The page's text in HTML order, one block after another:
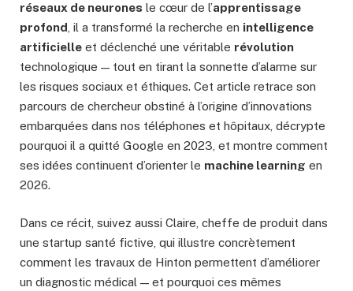
réseaux de neurones le cœur de l’apprentissage
profond , il a transformé la recherche en intelligence
artificielle et déclenché une véritable révolution
technologique — tout en tirant la sonnette d’alarme sur
les risques sociaux et éthiques. Cet article retrace son
parcours de chercheur obstiné à l’origine d’innovations
embarquées dans nos téléphones et hôpitaux, décrypte
pourquoi il a quitté Google en 2023, et montre comment
ses idées continuent d’orienter le machine learning en
2026.
Dans ce récit, suivez aussi Claire, cheffe de produit dans
une startup santé fictive, qui illustre concrètement
comment les travaux de Hinton permettent d’améliorer
un diagnostic médical — et pourquoi ces mêmes